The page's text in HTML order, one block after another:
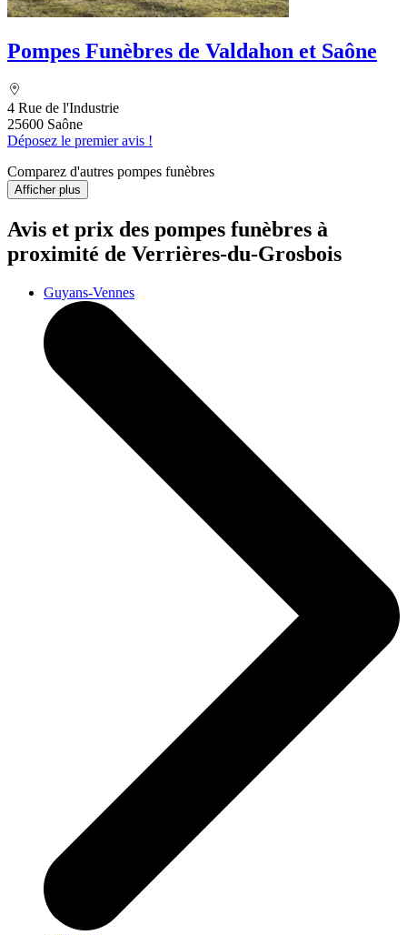
Pompes Funèbres de Valdahon et Saône
4 Rue de l'Industrie
25600 Saône
Déposez le premier avis !
Comparez d'autres pompes funèbres
Afficher plus
Avis et prix des pompes funèbres à
proximité de Verrières-du-Grosbois
Guyans-Vennes